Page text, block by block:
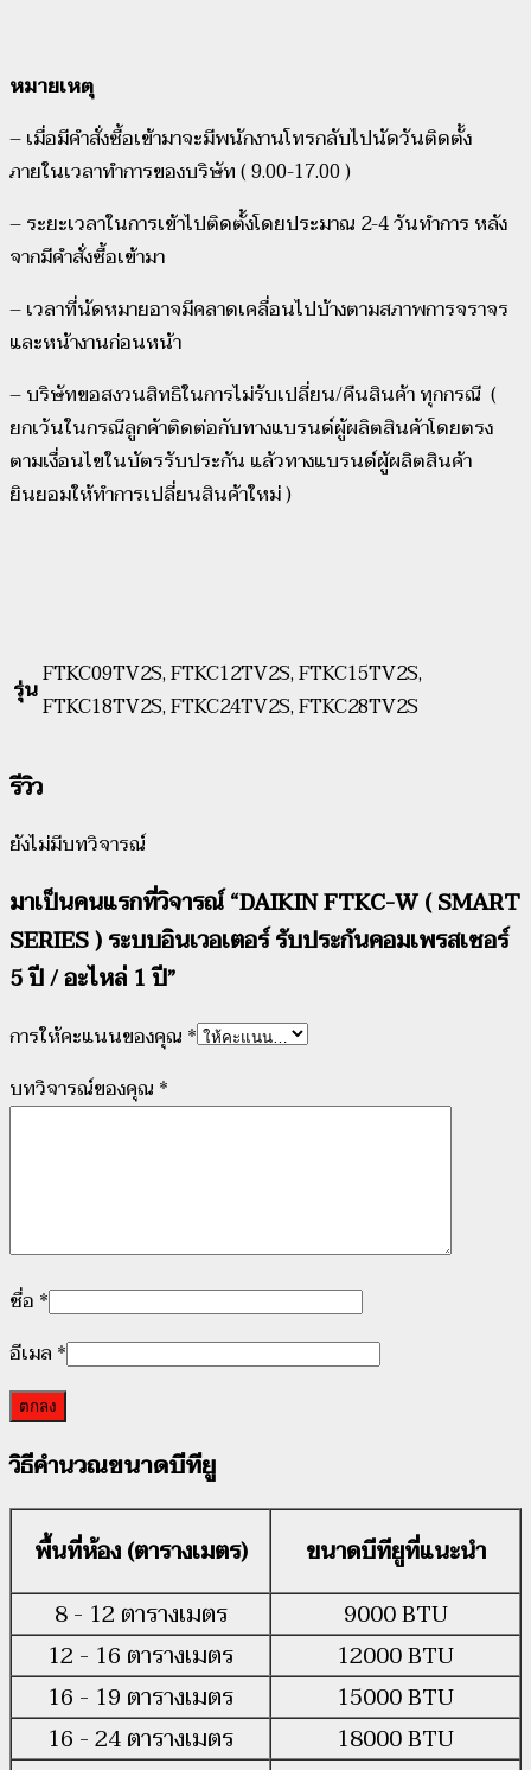
หมายเหตุ
– เมื่อมีคำสั่งซื้อเข้ามาจะมีพนักงานโทรกลับไปนัดวันติดตั้ง
ภายในเวลาทำการของบริษัท ( 9.00-17.00 )
– ระยะเวลาในการเข้าไปติดตั้งโดยประมาณ 2-4 วันทำการ หลัง
จากมีคำสั่งซื้อเข้ามา
– เวลาที่นัดหมายอาจมีคลาดเคลื่อนไปบ้างตามสภาพการจราจร
และหน้างานก่อนหน้า
– บริษัทขอสงวนสิทธิในการไม่รับเปลี่ยน/คืนสินค้า ทุกกรณี (
ยกเว้นในกรณีลูกค้าติดต่อกับทางแบรนด์ผู้ผลิตสินค้าโดยตรง
ตามเงื่อนไขในบัตรรับประกัน แล้วทางแบรนด์ผู้ผลิตสินค้า
ยินยอมให้ทำการเปลี่ยนสินค้าใหม่ )
รุ่นFTKC09TV2S, FTKC12TV2S, FTKC15TV2S,
FTKC18TV2S, FTKC24TV2S, FTKC28TV2S
รีวิว
ยังไม่มีบทวิจารณ์
มาเป็นคนแรกที่วิจารณ์ “DAIKIN FTKC-W ( SMART
SERIES ) ระบบอินเวอเตอร์ รับประกันคอมเพรสเซอร์
5 ปี / อะไหล่ 1 ปี”
การให้คะแนนของคุณ *
บทวิจารณ์ของคุณ *
ชื่อ *
อีเมล *
วิธีคำนวณขนาดบีทียู
พื้นที่ห้อง (ตารางเมตร) ขนาดบีทียูที่แนะนำ
8 - 12 ตารางเมตร
9000 BTU
12 - 16 ตารางเมตร
12000 BTU
16 - 19 ตารางเมตร
15000 BTU
16 - 24 ตารางเมตร
18000 BTU